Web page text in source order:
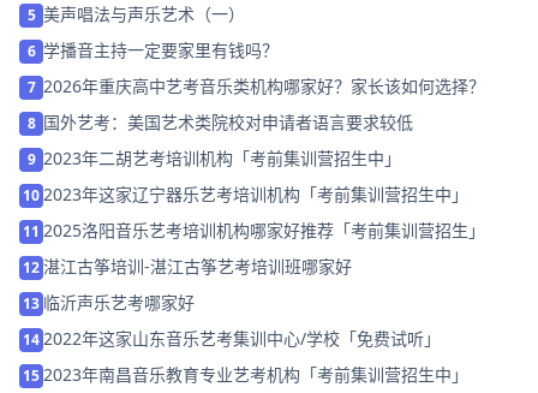
5 美声唱法与声乐艺术（一）
6 学播音主持一定要家里有钱吗？
7 2026年重庆高中艺考音乐类机构哪家好？家长该如何选择？
8 国外艺考：美国艺术类院校对申请者语言要求较低
9 2023年二胡艺考培训机构「考前集训营招生中」
10 2023年这家辽宁器乐艺考培训机构「考前集训营招生中」
11 2025洛阳音乐艺考培训机构哪家好推荐「考前集训营招生」
12湛江古筝培训-湛江古筝艺考培训班哪家好
13 临沂声乐艺考哪家好
14 2022年这家山东音乐艺考集训中心/学校「免费试听」
15 2023年南昌音乐教育专业艺考机构「考前集训营招生中」